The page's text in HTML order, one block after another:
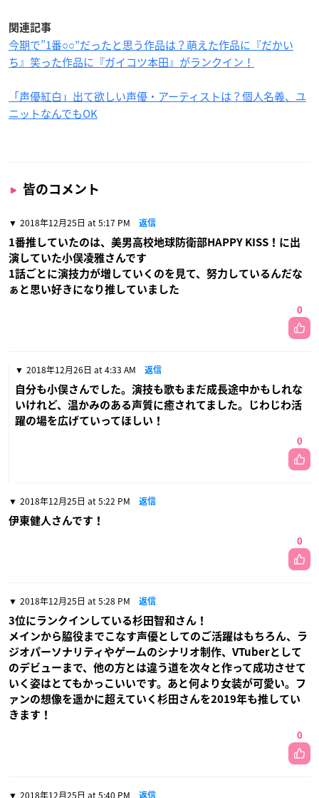
関連記事
今期で”1番○○”だったと思う作品は？萌えた作品に『だかい
ち』笑った作品に『ガイコツ本田』がランクイン！
「声優紅白」出て欲しい声優・アーティストは？個人名義、ユ
ニットなんでもOK
皆のコメント
2018年12月25日 at 5:17 PM 返信
1番推していたのは、美男高校地球防衛部HAPPY KISS！に出
演していた小俣凌雅さんです
1話ごとに演技力が増していくのを見て、努力しているんだな
ぁと思い好きになり推していました
0
2018年12月26日 at 4:33 AM 返信
自分も小俣さんでした。演技も歌もまだ成長途中かもしれな
いけれど、温かみのある声質に癒されてました。じわじわ活
躍の場を広げていってほしい！
0
2018年12月25日 at 5:22 PM 返信
伊東健人さんです！
0
2018年12月25日 at 5:28 PM 返信
3位にランクインしている杉田智和さん！
メインから脇役までこなす声優としてのご活躍はもちろん、ラ
ジオパーソナリティやゲームのシナリオ制作、VTuberとして
のデビューまで、他の方とは違う道を次々と作って成功させて
いく姿はとてもかっこいいです。あと何より女装が可愛い。フ
ァンの想像を遥かに超えていく杉田さんを2019年も推してい
きます！
0
2018年12月25日 at 5:40 PM 返信